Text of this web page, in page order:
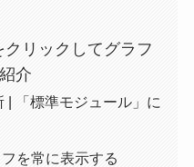
リックしてグラフ
介
| 「標準モジュール」に
を常に表示する